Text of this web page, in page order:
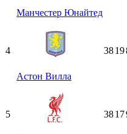
Манчестер Юнайтед
4
Астон Вилла
3819
5 3817